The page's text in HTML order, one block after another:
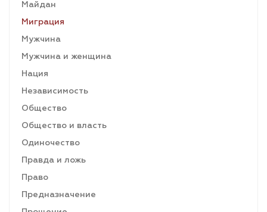
Майдан
Миграция
Мужчина
Мужчина и женщина
Нация
Независимость
Общество
Общество и власть
Одиночество
Правда и ложь
Право
Предназначение